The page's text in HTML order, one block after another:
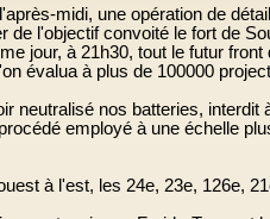
midi, une opération de
de l'objectif convoité le fort de
jour, à 21h30, tout le futur front
évalua à plus de 100000
neutralisé nos batteries,
employé à une échelle
à l'est, les 24e, 23e, 126e,